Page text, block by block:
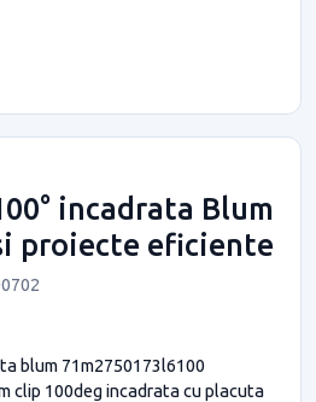
incadrata Blum
proiecte eficiente
blum 71m2750173l6100
clip 100deg incadrata cu placuta